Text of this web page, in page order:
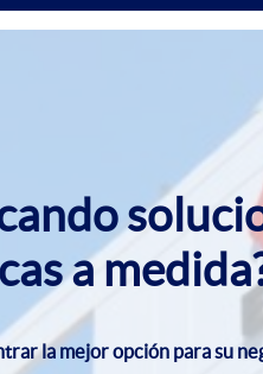
a
la mejor opción para su